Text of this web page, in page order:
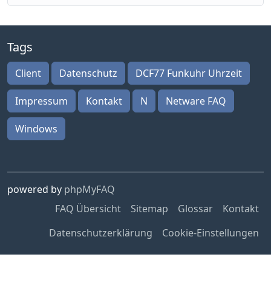
Tags
Client Datenschutz DCF77 Funkuhr Uhrzeit
Impressum Kontakt N Netware FAQ
Windows
powered by phpMyFAQ
FAQ Übersicht
Sitemap Glossar
Kontakt
Datenschutzerklärung
Cookie-Einstellungen